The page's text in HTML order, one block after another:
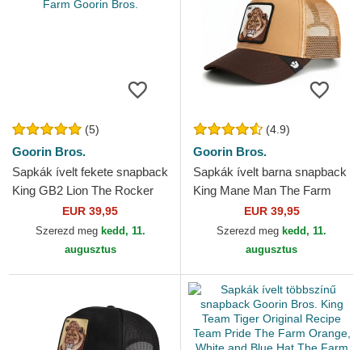
(5)
Goorin Bros.
Sapkák ívelt fekete snapback
King GB2 Lion The Rocker
The Farm Goorin Bros.
EUR 39,95
Szerezd meg kedd, 11.
augusztus
(4.9)
Goorin Bros.
Sapkák ívelt barna snapback
King Mane Man The Farm
Goorin Bros.EUR 39,95
Szerezd meg kedd, 11.
augusztus